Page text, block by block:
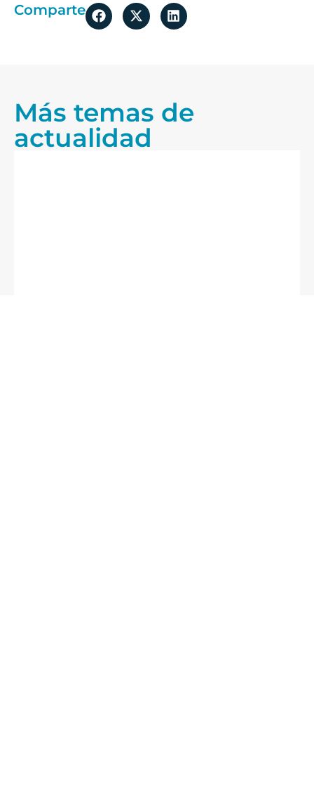
Comparte
Más temas de
actualidad